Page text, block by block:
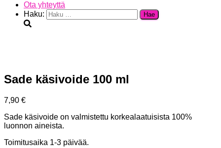
Ota yhteyttä
Haku:
Sade käsivoide 100 ml
7,90 €
Sade käsivoide on valmistettu korkealaatuisista 100%
luonnon aineista.
Toimitusaika 1-3 päivää.